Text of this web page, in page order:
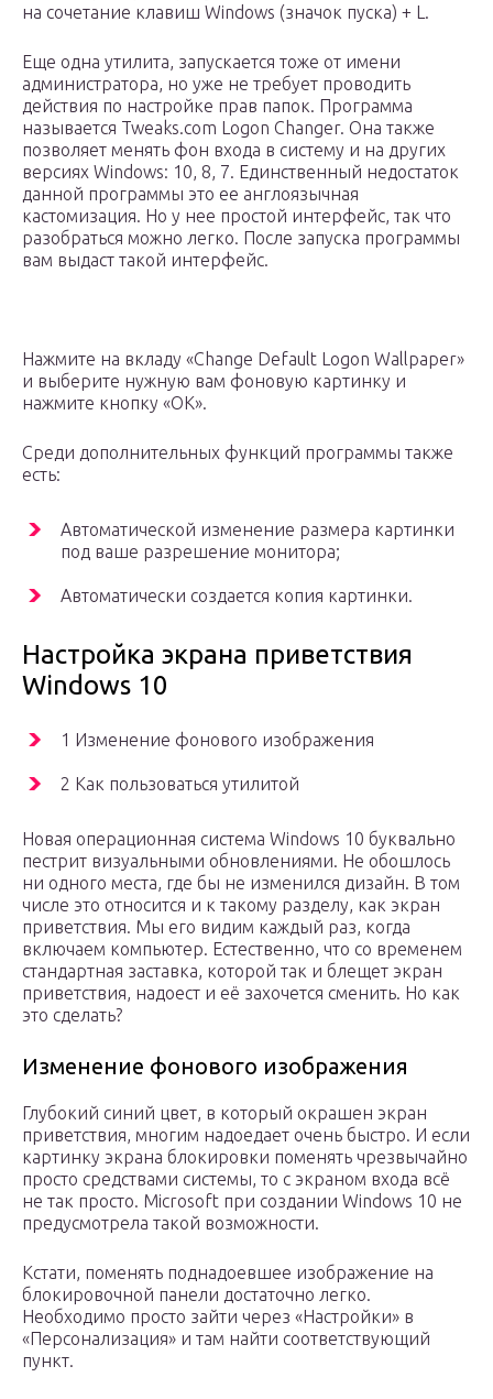
на сочетание клавиш Windows (значок пуска) + L.
Еще одна утилита, запускается тоже от имени
администратора, но уже не требует проводить
действия по настройке прав папок. Программа
называется Tweaks.com Logon Changer. Она также
позволяет менять фон входа в систему и на других
версиях Windows: 10, 8, 7. Единственный недостаток
данной программы это ее англоязычная
кастомизация. Но у нее простой интерфейс, так что
разобраться можно легко. После запуска программы
вам выдаст такой интерфейс.
Нажмите на вкладу «Change Default Logon Wallpaper»
и выберите нужную вам фоновую картинку и
нажмите кнопку «ОК».
Среди дополнительных функций программы также
есть:
Автоматической изменение размера картинки
под ваше разрешение монитора;
Автоматически создается копия картинки.
Настройка экрана приветствия
Windows 10
1 Изменение фонового изображения
2 Как пользоваться утилитой
Новая операционная система Windows 10 буквально
пестрит визуальными обновлениями. Не обошлось
ни одного места, где бы не изменился дизайн. В том
числе это относится и к такому разделу, как экран
приветствия. Мы его видим каждый раз, когда
включаем компьютер. Естественно, что со временем
стандартная заставка, которой так и блещет экран
приветствия, надоест и её захочется сменить. Но как
это сделать?
Изменение фонового изображения
Глубокий синий цвет, в который окрашен экран
приветствия, многим надоедает очень быстро. И если
картинку экрана блокировки поменять чрезвычайно
просто средствами системы, то с экраном входа всё
не так просто. Microsoft при создании Windows 10 не
предусмотрела такой возможности.
Кстати, поменять поднадоевшее изображение на
блокировочной панели достаточно легко.
Необходимо просто зайти через «Настройки» в
«Персонализация» и там найти соответствующий
пункт.